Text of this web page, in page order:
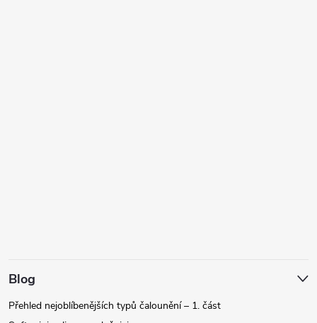
Blog
Přehled nejoblíbenějších typů čalounění – 1. část